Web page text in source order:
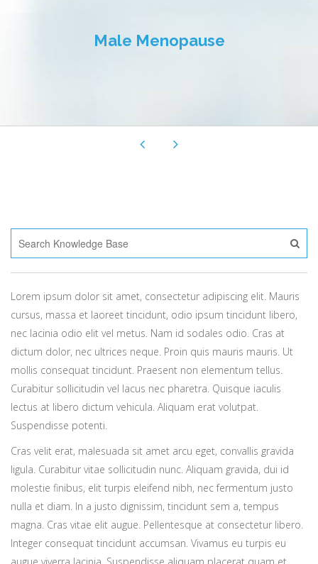
Male Menopause
Lorem ipsum dolor sit amet, consectetur adipiscing elit. Mauris
cursus, massa et laoreet tincidunt, odio ipsum tincidunt libero,
nec lacinia odio elit vel metus. Nam id sodales odio. Cras at
dictum dolor, nec ultrices neque. Proin quis mauris mauris. Ut
mollis consequat tincidunt. Praesent non elementum tellus.
Curabitur sollicitudin vel lacus nec pharetra. Quisque iaculis
lectus at libero dictum vehicula. Aliquam erat volutpat.
Suspendisse potenti.
Cras velit erat, malesuada sit amet arcu eget, convallis gravida
ligula. Curabitur vitae sollicitudin nunc. Aliquam gravida, dui id
molestie finibus, elit turpis eleifend nibh, nec fermentum justo
nulla et diam. In a justo dignissim, tincidunt sem a, tempus
magna. Cras vitae elit augue. Pellentesque at consectetur libero.
Integer consequat tincidunt accumsan. Vivamus eu turpis eu